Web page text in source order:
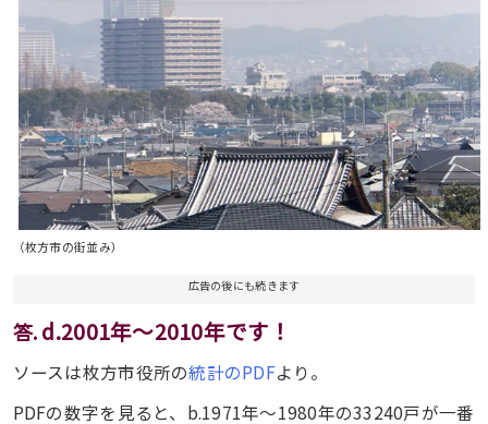
（枚方市の街並み）
広告の後にも続きます
答.d.2001年〜2010年です！
ソースは枚方市役所の統計のPDFより。
PDFの数字を見ると、b.1971年〜1980年の33240戸が一番